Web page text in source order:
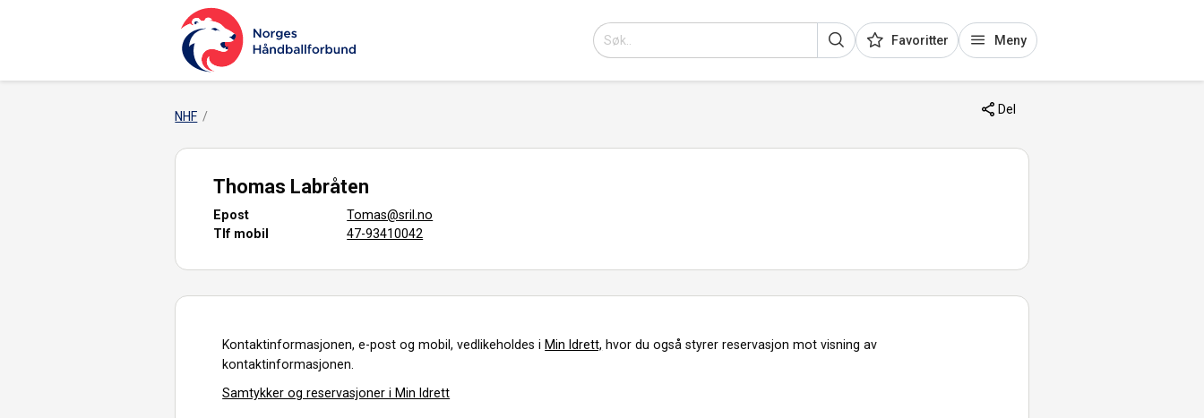
Favoritter Meny
NHF Del
Thomas Labråten
Epost
Tomas@sril.no
Tlf mobil
47-93410042
Kontaktinformasjonen, e-post og mobil, vedlikeholdes i Min Idrett, hvor du også styrer reservasjon mot visning av
kontaktinformasjonen.
Samtykker og reservasjoner i Min Idrett